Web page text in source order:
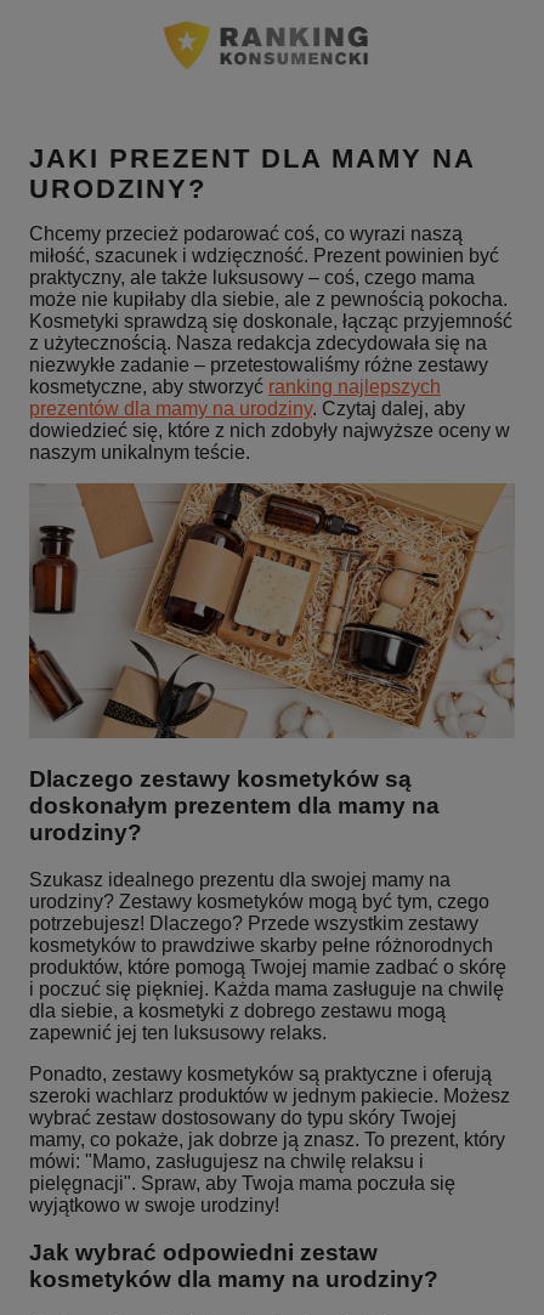
JAKI PREZENT DLA MAMY NA
URODZINY?
Chcemy przecież podarować coś, co wyrazi naszą
miłość, szacunek i wdzięczność. Prezent powinien być
praktyczny, ale także luksusowy – coś, czego mama
może nie kupiłaby dla siebie, ale z pewnością pokocha.
Kosmetyki sprawdzą się doskonale, łącząc przyjemność
z użytecznością. Nasza redakcja zdecydowała się na
niezwykłe zadanie – przetestowaliśmy różne zestawy
kosmetyczne, aby stworzyć ranking najlepszych
prezentów dla mamy na urodziny. Czytaj dalej, aby
dowiedzieć się, które z nich zdobyły najwyższe oceny w
naszym unikalnym teście.
Dlaczego zestawy kosmetyków są
doskonałym prezentem dla mamy na
urodziny?
Szukasz idealnego prezentu dla swojej mamy na
urodziny? Zestawy kosmetyków mogą być tym, czego
potrzebujesz! Dlaczego? Przede wszystkim zestawy
kosmetyków to prawdziwe skarby pełne różnorodnych
produktów, które pomogą Twojej mamie zadbać o skórę
i poczuć się piękniej. Każda mama zasługuje na chwilę
dla siebie, a kosmetyki z dobrego zestawu mogą
zapewnić jej ten luksusowy relaks.
Ponadto, zestawy kosmetyków są praktyczne i oferują
szeroki wachlarz produktów w jednym pakiecie. Możesz
wybrać zestaw dostosowany do typu skóry Twojej
mamy, co pokaże, jak dobrze ją znasz. To prezent, który
mówi: "Mamo, zasługujesz na chwilę relaksu i
pielęgnacji". Spraw, aby Twoja mama poczuła się
wyjątkowo w swoje urodziny!
Jak wybrać odpowiedni zestaw
kosmetyków dla mamy na urodziny?